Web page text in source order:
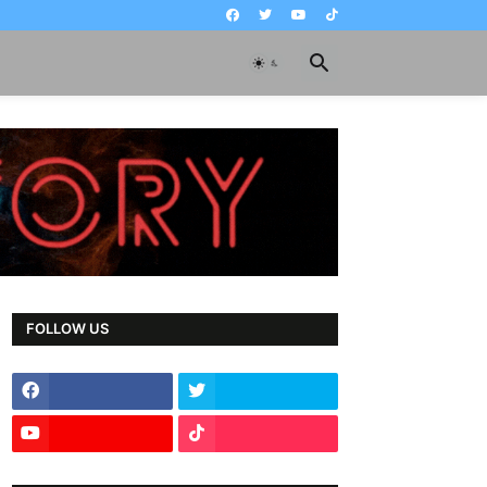
FOLLOW US